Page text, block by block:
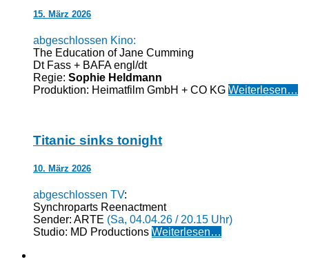
15. März 2026
abgeschlossen Kino:
The Education of Jane Cumming
Dt Fass + BAFA engl/dt
Regie: Sophie Heldmann
Produktion: Heimatfilm GmbH + CO KG Weiterlesen…
Titanic sinks tonight
10. März 2026
abgeschlossen TV:
Synchroparts Reenactment
Sender: ARTE (Sa, 04.04.26 / 20.15 Uhr)
Studio: MD Productions Weiterlesen…